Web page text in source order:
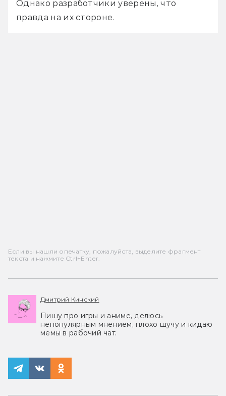
Однако разработчики уверены, что
правда на их стороне.
Если вы нашли опечатку, пожалуйста, выделите фрагмент
текста и нажмите Ctrl+Enter.
Дмитрий Кинский
Пишу про игры и аниме, делюсь
непопулярным мнением, плохо шучу и кидаю
мемы в рабочий чат.